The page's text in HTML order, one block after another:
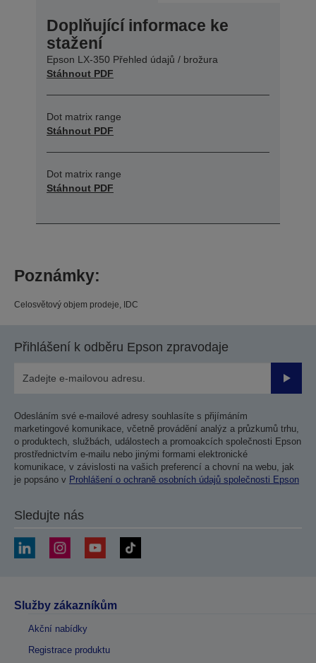
Doplňující informace ke
stažení
Epson LX-350 Přehled údajů / brožura
Stáhnout PDF
Dot matrix range
Stáhnout PDF
Dot matrix range
Stáhnout PDF
Poznámky:
Celosvětový objem prodeje, IDC
Přihlášení k odběru Epson zpravodaje
Odesláním své e-mailové adresy souhlasíte s přijímáním
marketingové komunikace, včetně provádění analýz a průzkumů trhu,
o produktech, službách, událostech a promoakcích společnosti Epson
prostřednictvím e-mailu nebo jinými formami elektronické
komunikace, v závislosti na vašich preferencí a chovní na webu, jak
je popsáno v Prohlášení o ochraně osobních údajů společnosti Epson
Sledujte nás
Služby zákazníkům
Akční nabídky
Registrace produktu